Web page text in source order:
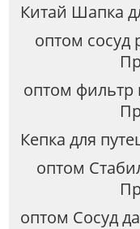
Китай Шапка
оптом
оптом фильтр
Кепка для
оптом
оптом Сосуд